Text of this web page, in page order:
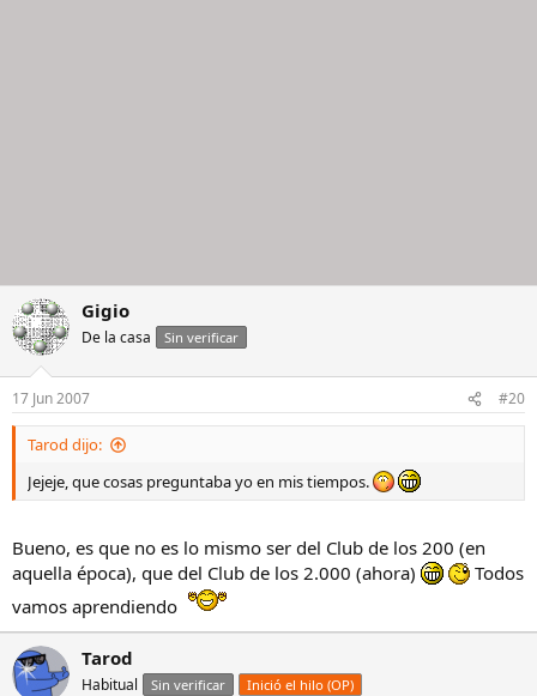
Gigio
De la casa Sin verificar
17 Jun 2007 #20
Tarod dijo:
Jejeje, que cosas preguntaba yo en mis tiempos.
Bueno, es que no es lo mismo ser del Club de los 200 (en
aquella época), que del Club de los 2.000 (ahora)
Todos
vamos aprendiendo
Tarod
Habitual Sin verificar Inició el hilo (OP)